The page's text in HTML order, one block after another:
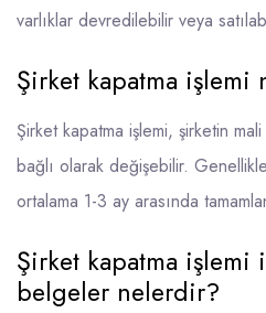
varlıklar devredilebilir veya
Şirket kapatma işlemi
Şirket kapatma işlemi, şirketin
bağlı olarak değişebilir.
ortalama 1-3 ay arasında
Şirket kapatma
belgeler nelerdir?